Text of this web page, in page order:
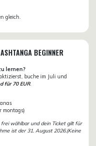
gleich.
BEGINNER
lernen?
buche im Juli und
für 70 EUR.
montags)
wählbar und dein Ticket gilt für
ist der 31. August 2026.(Keine